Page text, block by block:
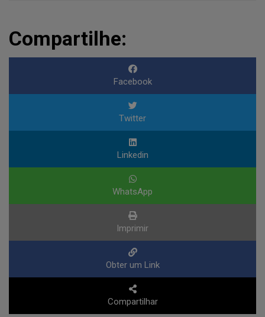
Compartilhe:
Facebook
Twitter
Linkedin
WhatsApp
Imprimir
Obter um Link
Compartilhar